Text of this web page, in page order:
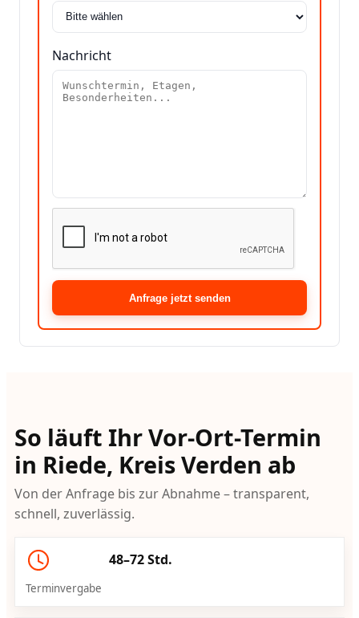
Nachricht
Anfrage jetzt senden
So läuft Ihr Vor-Ort-Termin
in Riede, Kreis Verden ab
Von der Anfrage bis zur Abnahme – transparent,
schnell, zuverlässig.
48–72 Std.
Terminvergabe